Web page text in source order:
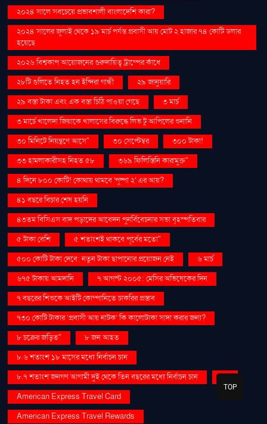
২০২৪ সালে সবচেয়ে প্রভাবশালী বাংলাদেশি কারা?
২০২৪ সালের জুলাই থেকে ১৯ মার্চ পর্যন্ত প্রবাসী আয় মোট ২ হাজার ৭৪ কোটি ডলার
হয়েছে
২০২৬ বিশ্বকাপ আয়োজনের গুরুদায়িত্ব ট্রাম্পের কাঁধে
২৮টি গুলিতে নিহত হন ইন্দিরা গান্ধী
২৯ জানুয়ারি
২৯ বস্তা টাকা এবং এক বস্তা চিঠি পাওয়া গেছে
৩ মার্চ
৩ মার্চে খালেদা জিয়াকে খালাসের বিরুদ্ধে লিভ টু আপিলের শুনানি
৩০ মিনিটে নিয়ন্ত্রণে আসে"
৩০ সেপ্টেম্বর
৩০০ টাকা!
৩৩ হামলাকারীসহ নিহত ৫৮
৩৬৯ ফিলিস্তিনি কারামুক্ত"
৪ দিনে ৮০০ কোটি! কোথায় থামবে 'পুষ্পা ২' এর আয়?
৪১ বছরে বিচার শেষ হয়নি
৪৩তম বিসিএস বাদ পড়াদের আবেদন পুনর্বিবেচনার সভা বৃহস্পতিবার
৫ টাকা বেশি
৫ শতাংশই থাকবে পূর্বের মতো"
৫০০ কোটি টাকা দেবে: নতুন টাকা ছাপানোর প্রয়োজন নেই
৬ মার্চ
৬৭৫ টাকায় আমদানি
৭ আগস্ট ২০০৫: মেসির অভিষেকের দিন
৭ বছরের শিশুকে আইটি কোম্পানিতে চাকরির প্রস্তাব
৭৩০ কোটি টাকার ‘প্রবাসী আয় নাটক’ কি কালোটাকা সাদা করার জন্য?
৮ চক্রের জড়িত"
৮ জন আহত
৮.৬ শতাংশ ১৮ মাসের মধ্যে নির্বাচন চান
৮.৭ শতাংশ জনগণ আগামী দুই থেকে তিন বছরের মধ্যে নির্বাচন চান
AI
American Express Travel Card
American Express Travel Rewards
TOP